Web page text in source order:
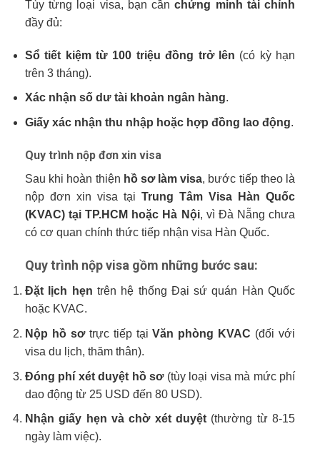
Tùy từng loại visa, bạn cầnchứng minh tài chính
đầy đủ:
Sổ tiết kiệm từ 100 triệu đồng trở lên (có kỳ hạn
trên 3 tháng).
Xác nhận số dư tài khoản ngân hàng.
Giấy xác nhận thu nhập hoặc hợp đồng lao động.
Quy trình nộp đơn xin visa
Sau khi hoàn thiện hồ sơ làm visa, bước tiếp theo là
nộp đơn xin visa tại Trung Tâm Visa Hàn Quốc
(KVAC) tại TP.HCM hoặc Hà Nội, vì Đà Nẵng chưa
có cơ quan chính thức tiếp nhận visa Hàn Quốc.
Quy trình nộp visa gồm những bước sau:
Đặt lịch hẹn trên hệ thống Đại sứ quán Hàn Quốc
hoặc KVAC.
Nộp hồ sơtrực tiếp tạiVăn phòng KVAC (đối với
visa du lịch, thăm thân).
Đóng phí xét duyệt hồ sơ(tùy loại visa mà mức phí
dao động từ 25 USD đến 80 USD).
Nhận giấy hẹn và chờ xét duyệt (thường từ 8-15
ngày làm việc).